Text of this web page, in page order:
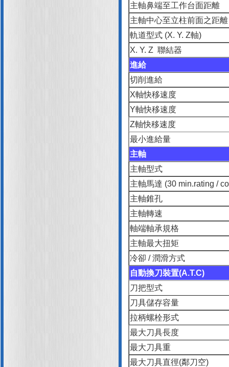
主軸鼻端至工作台面距離
主軸中心至立柱前面之距離
軌道型式 (X. Y. Z軸)
X. Y. Z 聯結器
進給
切削進給
X軸快移速度
Y軸快移速度
Z軸快移速度
最小進給量
主軸
主軸型式
主軸馬達 (30 min.rating /
主軸錐孔
主軸轉速
軸端軸承規格
主軸最大扭矩
冷卻 / 潤滑方式
自動換刀裝置(A.T.C)
刀把型式
刀具儲存容量
拉柄螺栓形式
最大刀具長度
最大刀具重
最大刀具直徑(鄰刀空)